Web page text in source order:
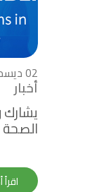
أخبار
02 ديسمبر 2025